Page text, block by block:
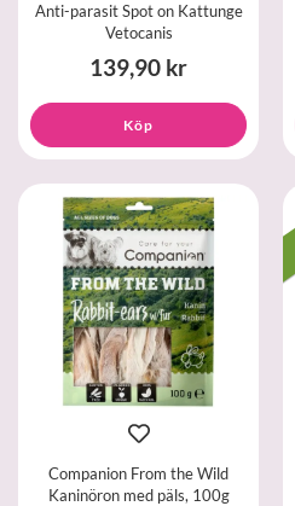
Anti-parasit Spot on Kattunge
Vetocanis
139,90 kr
Köp
Companion From the Wild
Kaninöron med päls, 100g